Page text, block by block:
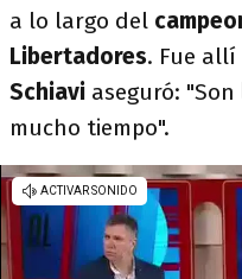
a lo largo del
Libertadores. Fue
Schiavi aseguró: "Son
mucho tiempo".